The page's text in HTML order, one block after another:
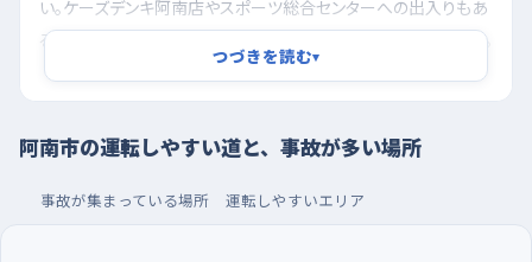
い。ケーズデンキ阿南店やスポーツ総合センターへの出入りもあ
るので、店の駐車場から鼻先を出してくる車を早めに見つけたい。
もうひとつは新野町交差点。ローソン阿南新野店を南に見るあ
たりで、道が北へ向かってゆるやかに下っているため、下り側から
来る車は思ったより速度が乗っていて、しかも信号がないので自
にくいから、交差点の手前でしっかり速度を落としてから頭を出
つづきを読む▾
阿南市の運転しやすい道と、事故が多い場所
事故が集まっている場所 運転しやすいエリア